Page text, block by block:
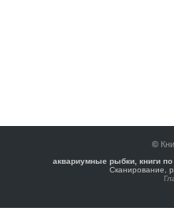
©
аквариумные рыбки, книги
Сканирование,